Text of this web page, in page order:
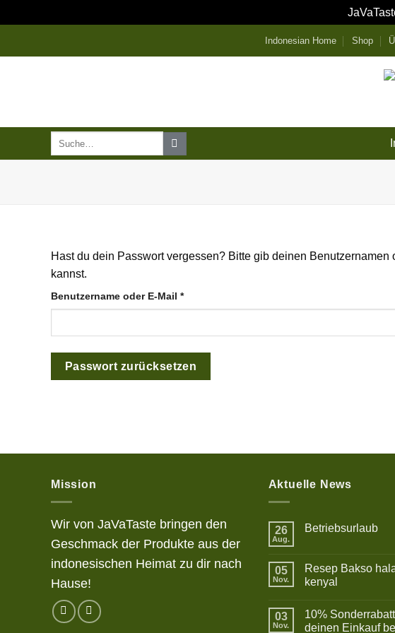
Indonesian Home Shop
Hast du dein Passwort vergessen? Bitte gib deinen
kannst.
Benutzername oder E-Mail *Erforderlich
Passwort zurücksetzen
Mission
Wir von JaVaTaste bringen den
Geschmack der Produkte aus der
indonesischen Heimat zu dir nach
Hause!
Aktuelle News
26
Aug.
Betriebsurlaub
Betriebsurlaub
05
Nov.
Resep Bakso
kenyal
zu
Resep
03
Nov.
10%
deinen Einkauf